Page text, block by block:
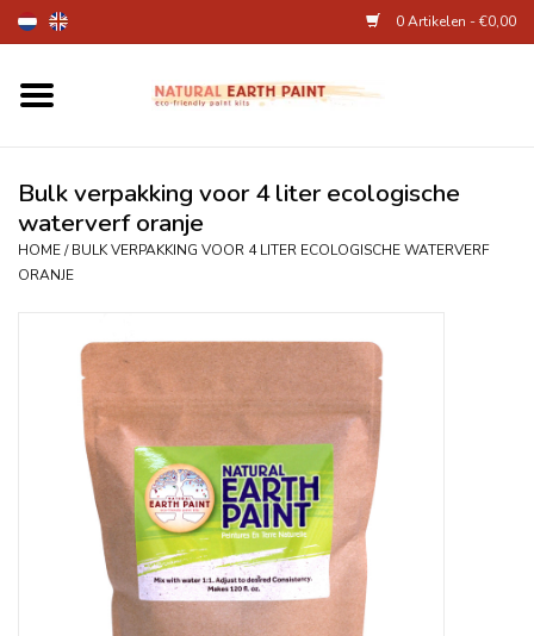
0 Artikelen - €0,00
Kunstenaarsbenodigdheden
Natuurlijke kinderverf
Eierverf en voedselverf
Andere kunstbenodigdheden
Bulk verpakking voor 4 liter ecologische
waterverf oranje
HOME/BULK VERPAKKING VOOR 4 LITER ECOLOGISCHE WATERVERF
ORANJE